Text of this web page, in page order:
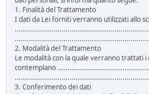
1. Finalità del Trattamento
I dati da Lei forniti verranno utilizzati allo
2. Modalità del Trattamento
Le modalità con la quale verranno trattati i
contemplano
3. Conferimento dei dati